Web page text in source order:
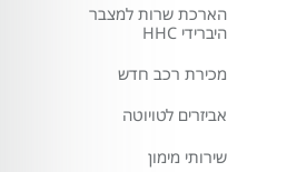
הארכת שרות למצבר
היברידי HHC
מכירת רכב חדש
אביזרים לטויוטה
שירותי מימון